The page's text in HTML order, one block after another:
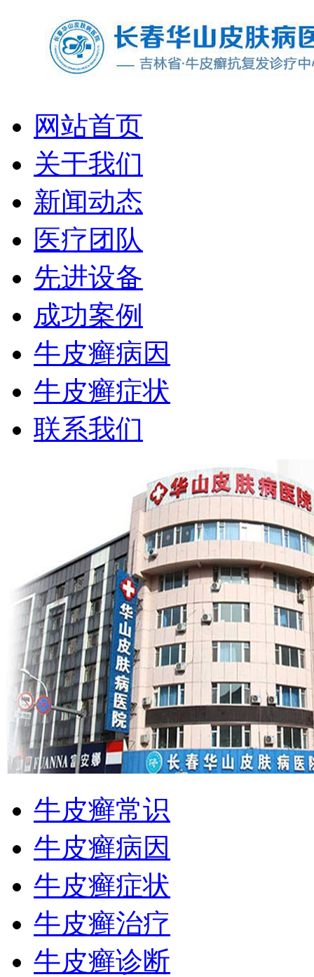
网站首页
关于我们
新闻动态
医疗团队
先进设备
成功案例
牛皮癣病因
牛皮癣症状
联系我们
牛皮癣常识
牛皮癣病因
牛皮癣症状
牛皮癣治疗
牛皮癣诊断